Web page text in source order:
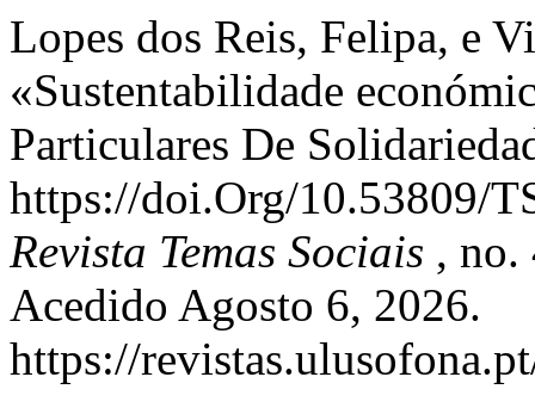
Lopes dos Reis, Felipa, e
«Sustentabilidade
Particulares De
https://doi.Org/10.53809/
Revista Temas Sociais , no.
Acedido Agosto 6, 2026.
https://